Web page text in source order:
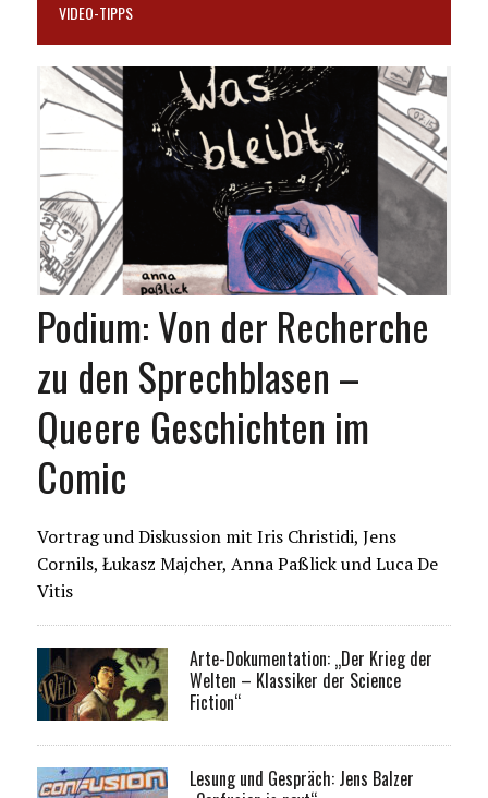
VIDEO-TIPPS
Podium: Von der Recherche
zu den Sprechblasen –
Queere Geschichten im
Comic
Vortrag und Diskussion mit Iris Christidi, Jens
Cornils, Łukasz Majcher, Anna Paßlick und Luca De
Vitis
Arte-Dokumentation: „Der Krieg der
Welten – Klassiker der Science
Fiction“
Lesung und Gespräch: Jens Balzer